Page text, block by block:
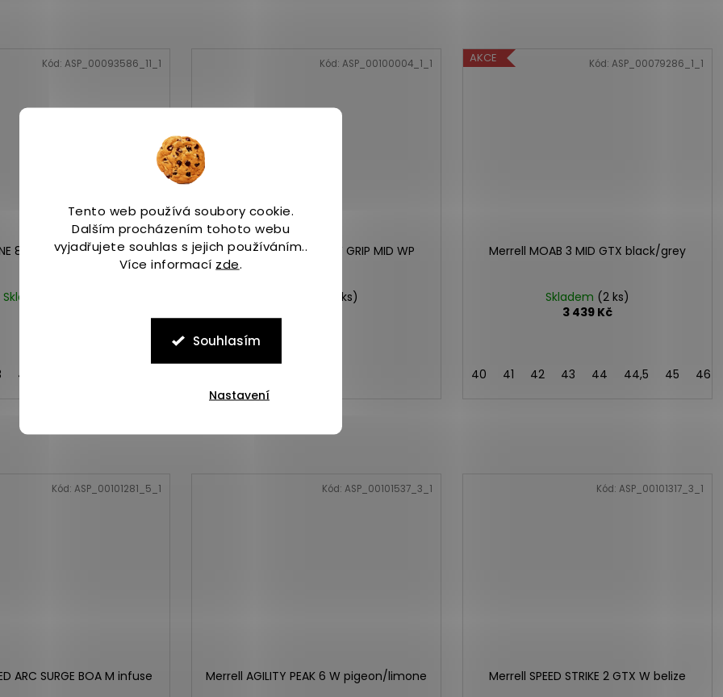
Tento web používá soubory cookie.
Dalším procházením tohoto webu
vyjadřujete souhlas s jejich používáním..
Více informací zde.
Souhlasím
Nastavení
83 SNKR RECRAFT MID WP
Skladem
44
Kód: ASP_00093586_11_1
Merrell THERMO SNOW GRIP MID WP
(3 ks)
Kód: ASP_00100004_1_1 AKCE
Merrell MOAB 3 MID GTX black/grey
Skladem (2 ks)
3 439 Kč
40 41 42 43 44 44,5 45 46
Kód: ASP_00079286_1_1
ARC SURGE BOA M infuse
Kód: ASP_00101281_5_1
Merrell AGILITY PEAK 6 W pigeon/limone
Kód: ASP_00101537_3_1
Merrell SPEED STRIKE 2 GTX W belize
Kód: ASP_00101317_3_1